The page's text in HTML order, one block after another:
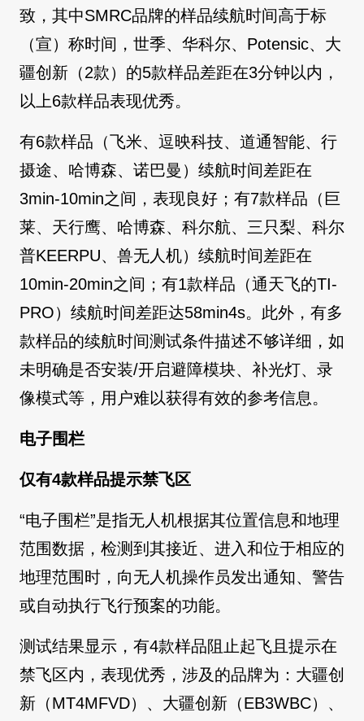
致，其中SMRC品牌的样品续航时间高于标
（宣）称时间，世季、华科尔、Potensic、大
疆创新（2款）的5款样品差距在3分钟以内，
以上6款样品表现优秀。
有6款样品（飞米、逗映科技、道通智能、行
摄途、哈博森、诺巴曼）续航时间差距在
3min-10min之间，表现良好；有7款样品（巨
莱、天行鹰、哈博森、科尔航、三只梨、科尔
普KEERPU、兽无人机）续航时间差距在
10min-20min之间；有1款样品（通天飞的TI-
PRO）续航时间差距达58min4s。此外，有多
款样品的续航时间测试条件描述不够详细，如
未明确是否安装/开启避障模块、补光灯、录
像模式等，用户难以获得有效的参考信息。
电子围栏
仅有4款样品提示禁飞区
“电子围栏”是指无人机根据其位置信息和地理
范围数据，检测到其接近、进入和位于相应的
地理范围时，向无人机操作员发出通知、警告
或自动执行飞行预案的功能。
测试结果显示，有4款样品阻止起飞且提示在
禁飞区内，表现优秀，涉及的品牌为：大疆创
新（MT4MFVD）、大疆创新（EB3WBC）、